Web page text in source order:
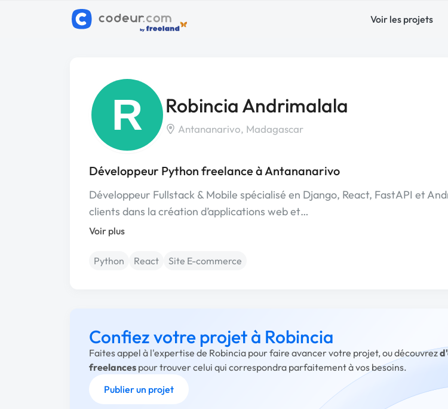
Voir les projets
R Robincia Andrimalala
Antananarivo, Madagascar
Développeur Python freelance à Antananarivo
Développeur Fullstack & Mobile spécialisé en Django, React, FastAPI et
clients dans la création d’applications web et…
Voir plus
Python React Site E-commerce
Confiez votre projet à Robincia
Faites appel à l'expertise de Robincia pour faire avancer votre projet, ou découvrez
freelances pour trouver celui qui correspondra parfaitement à vos besoins.
Publier un projet